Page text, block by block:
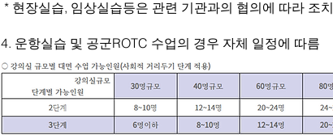
* 현장실습, 임상실습등은 관련 기관과의 협의에 따라 조치
4. 운항실습 및 공군ROTC 수업의 경우 자체 일정에 따름